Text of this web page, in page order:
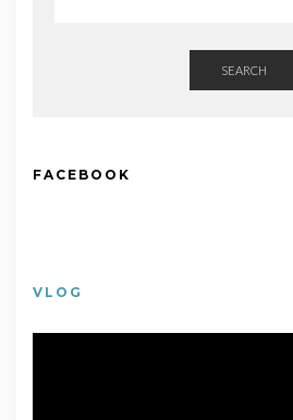
SEARCH
FACEBOOK
VLOG